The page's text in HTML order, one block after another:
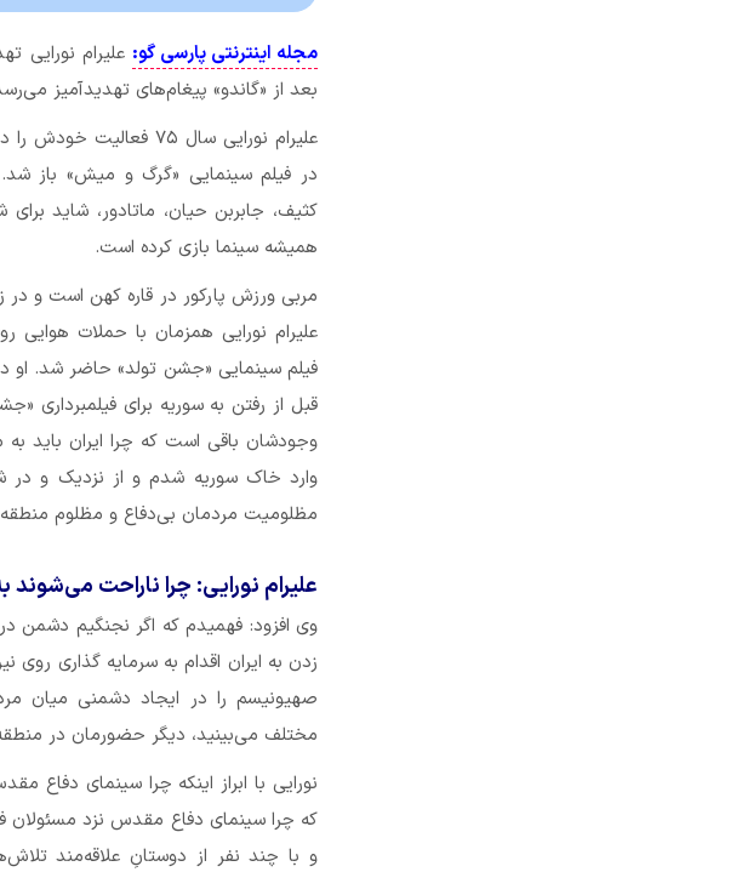
مجله اینترنتی پارسی گو: علیرام نورایی
بعد از «گاندو» پیغام‌های تهدیدآمیز
علیرام نورایی سال ۷۵
در فیلم سینمایی «گرگ و میش» باز
کثیف، جابربن حیان، ماتادور، شاید
همیشه سینما بازی کرده است.
مربی ورزش پارکور در قاره کهن است و در
علیرام نورایی همزمان با حملات
فیلم سینمایی «جشن تولد» حاضر شد. او
قبل از رفتن به سوریه برای فیلمبرداری
وجودشان باقی است که چرا ایران باید
وارد خاک سوریه شدم و از نزدیک و در
مظلومیت مردمان بی‌دفاع و مظلوم
علیرام نورایی: چرا ناراحت
وی افزود: فهمیدم که اگر نجنگیم دشمن
زدن به ایران اقدام به سرمایه گذاری
صهیونیسم را در ایجاد دشمنی میان
مختلف می‌بینید، دیگر حضورمان در
نورایی با ابراز اینکه چرا سینمای
که چرا سینمای دفاع مقدس نزد
و با چند نفر از دوستانِ علاقه‌مند